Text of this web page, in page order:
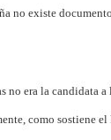
no existe
no era la
como sostiene